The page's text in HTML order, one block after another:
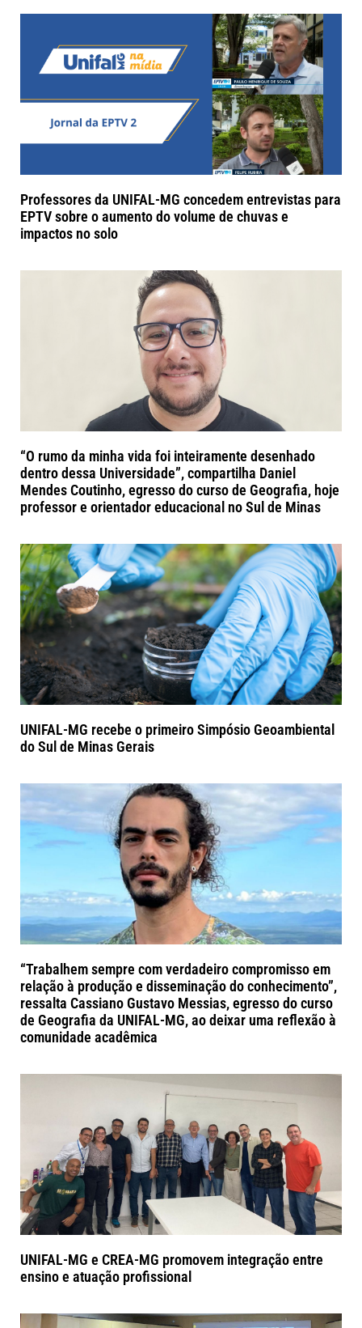
Professores da UNIFAL-MG concedem entrevistas para
EPTV sobre o aumento do volume de chuvas e
impactos no solo
“O rumo da minha vida foi inteiramente desenhado
dentro dessa Universidade”, compartilha Daniel
Mendes Coutinho, egresso do curso de Geografia, hoje
professor e orientador educacional no Sul de Minas
UNIFAL-MG recebe o primeiro Simpósio Geoambiental
do Sul de Minas Gerais
“Trabalhem sempre com verdadeiro compromisso em
relação à produção e disseminação do conhecimento”,
ressalta Cassiano Gustavo Messias, egresso do curso
de Geografia da UNIFAL-MG, ao deixar uma reflexão à
comunidade acadêmica
UNIFAL-MG e CREA-MG promovem integração entre
ensino e atuação profissional